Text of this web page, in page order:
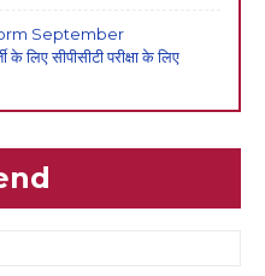
September
लिए सीपीसीटी परीक्षा के लिए